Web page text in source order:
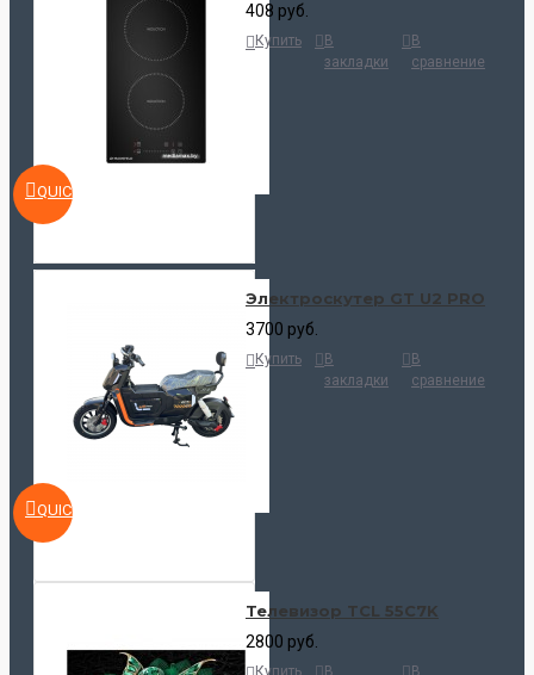
QUICKVIEW
408 руб.
Купить
В
закладки
В
сравнение
QUICKVIEW
Электроскутер GT U2 PRO
3700 руб.
Купить
В
закладки
В
сравнение
Телевизор TCL 55C7K
2800 руб.
Купить
В
В